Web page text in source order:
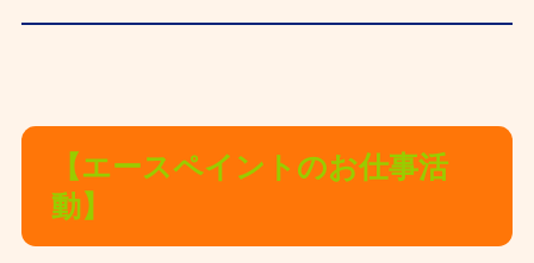
【エースペイントのお仕事活
動】